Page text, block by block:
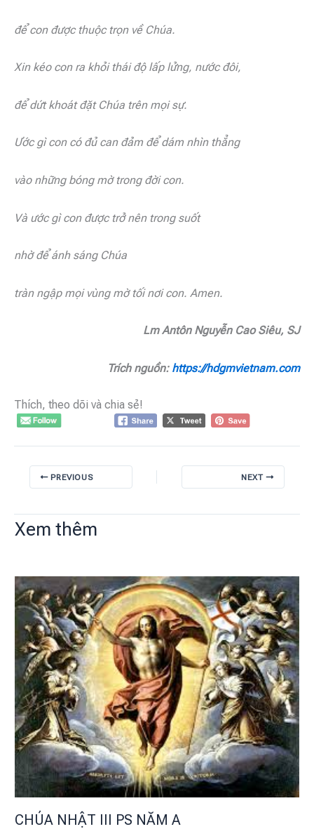
để con được thuộc trọn về Chúa.
Xin kéo con ra khỏi thái độ lấp lửng, nước đôi,
để dứt khoát đặt Chúa trên mọi sự.
Ước gì con có đủ can đảm để dám nhìn thẳng
vào những bóng mờ trong đời con.
Và ước gì con được trở nên trong suốt
nhờ để ánh sáng Chúa
tràn ngập mọi vùng mờ tối nơi con. Amen.
Lm Antôn Nguyễn Cao Siêu, SJ
Trích nguồn: https://hdgmvietnam.com
Thích, theo dõi và chia sẻ!
PREVIOUS NEXT
Xem thêm
CHÚA NHẬT III PS NĂM A